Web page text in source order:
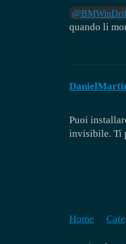
quando li
Puoi
invisibile. Ti
Home